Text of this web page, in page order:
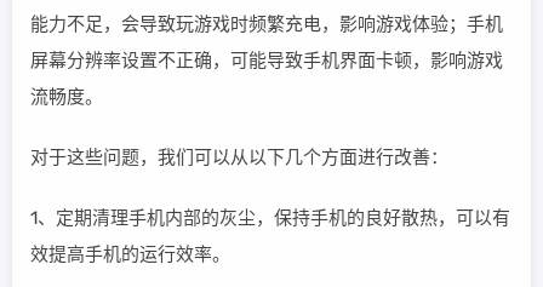
能力不足，会导致玩游戏时频繁充电，影响游戏体验；手机
屏幕分辨率设置不正确，可能导致手机界面卡顿，影响游戏
流畅度。
对于这些问题，我们可以从以下几个方面进行改善：
1、定期清理手机内部的灰尘，保持手机的良好散热，可以有
效提高手机的运行效率。